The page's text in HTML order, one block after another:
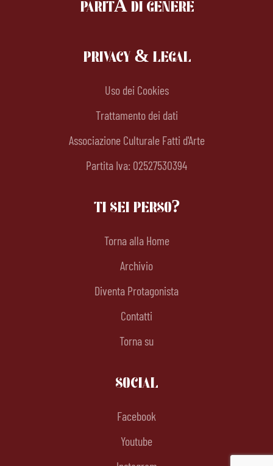
PARITÀ DI GENERE
PRIVACY & LEGAL
Uso dei Cookies
Trattamento dei dati
Associazione Culturale Fatti d'Arte
Partita Iva: 02527530394
TI SEI PERSO?
Torna alla Home
Archivio
Diventa Protagonista
Contatti
Torna su
SOCIAL
Facebook
Youtube